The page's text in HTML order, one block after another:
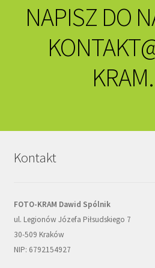
NAPISZ DO
Kontakt
FOTO-KRAM Dawid Spólnik
ul. Legionów Józefa Piłsudskiego 7
30-509 Kraków
NIP: 6792154927